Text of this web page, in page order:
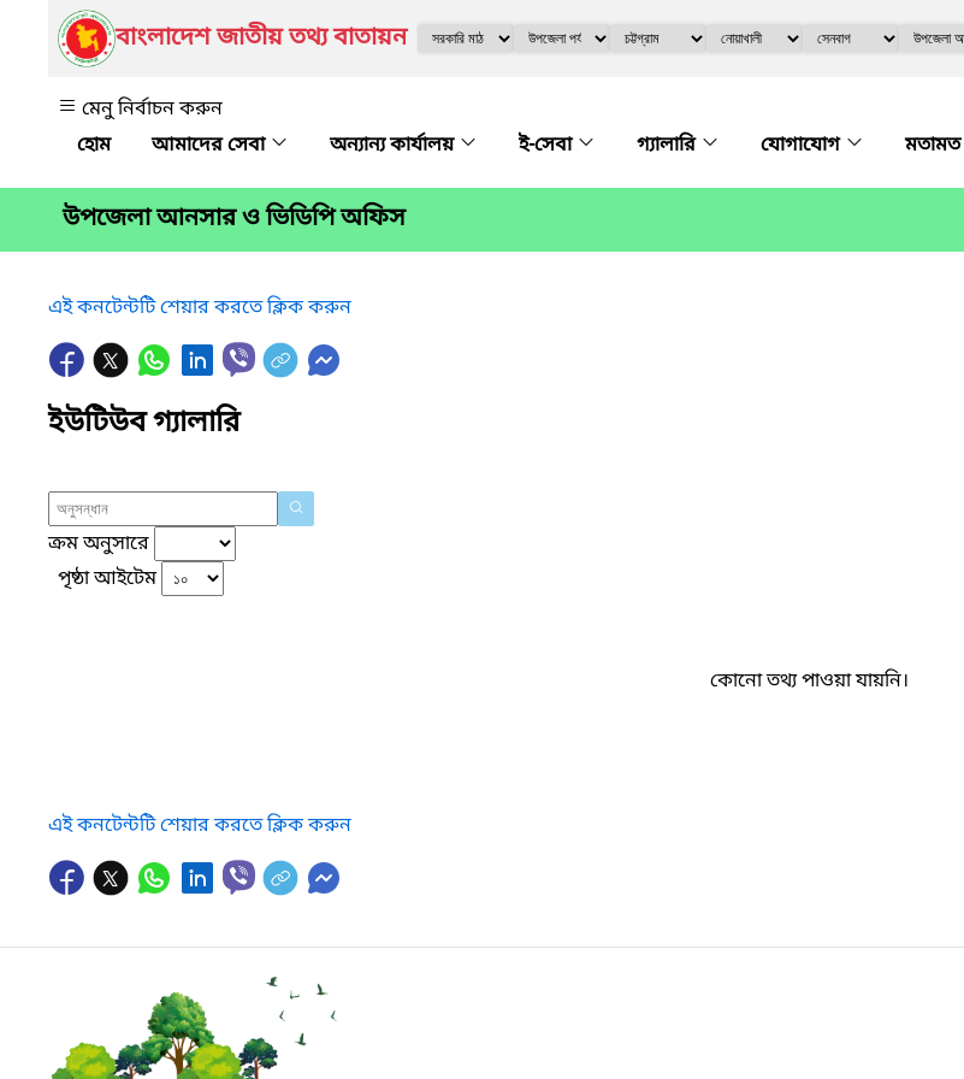
বাংলাদেশ জাতীয় তথ্য বাতায়ন
মেনু নির্বাচন করুন
আমাদের সেবা
অন্যান্য কার্যালয় ই-সেবা গ্যালারি যোগাযোগ মতামত
উপজেলা আনসার ও ভিডিপি অফিস
এই কনটেন্টটি শেয়ার করতে ক্লিক করুন
ইউটিউব গ্যালারি
ক্রম অনুসারে
পৃষ্ঠা আইটেম
কোনো তথ্য পাওয়া যায়নি।
এই কনটেন্টটি শেয়ার করতে ক্লিক করুন